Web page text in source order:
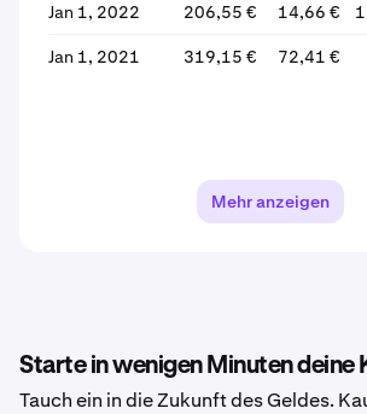
Jan 1, 2022 206,55 € 14,66 €
Jan 1, 2021 319,15 € 72,41 €
Mehr anzeigen
Starte in wenigen Minuten deine
Tauch ein in die Zukunft des Geldes.